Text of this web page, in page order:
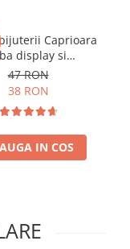
Caprioara
display si
pentru mici
comori
47 RON
38 RON
IN COS